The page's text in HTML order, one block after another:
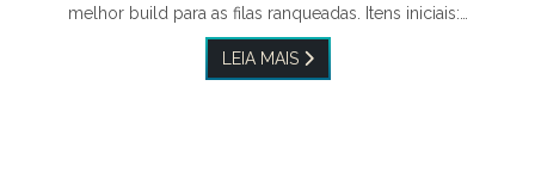
melhor build para as filas ranqueadas. Itens iniciais:…
LEIA MAIS